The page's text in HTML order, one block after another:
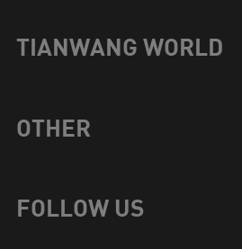
TIANWANG WORLD
OTHER
FOLLOW US